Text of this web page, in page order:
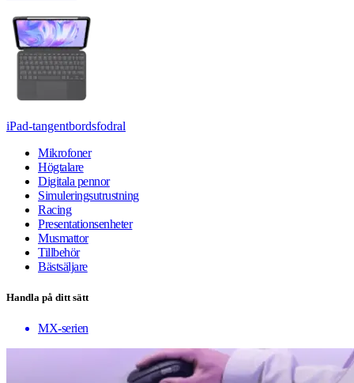
iPad-tangentbordsfodral
Mikrofoner
Högtalare
Digitala pennor
Simuleringsutrustning
Racing
Presentationsenheter
Musmattor
Tillbehör
Bästsäljare
Handla på ditt sätt
MX-serien